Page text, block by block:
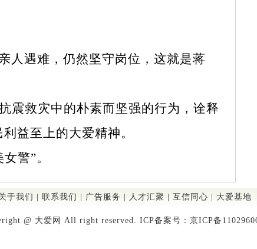
人遇难，仍然坚守岗位，这就是蒋
救灾中的朴素而坚强的行为，诠释
益至上的大爱精神。
警”。
于我们 联系我们 广告服务 人才汇聚 互信同心 大爱基地
@ 大爱网 All right reserved. ICP备案号： 京ICP备